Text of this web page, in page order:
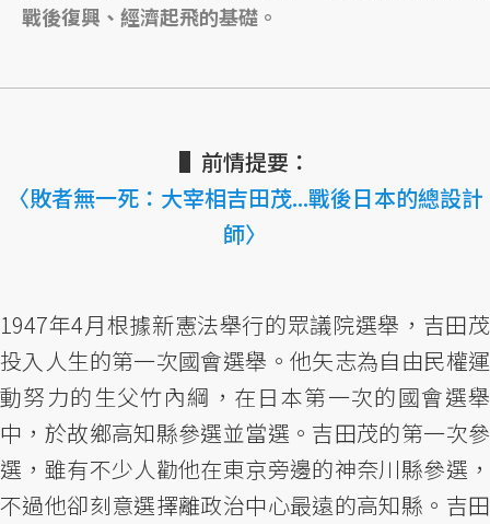
戰後復興、經濟起飛的基礎。
▌前情提要：
〈敗者無一死：大宰相吉田茂...戰後日本的總設計
師〉
1947年4月根據新憲法舉行的眾議院選舉，吉田茂
投入人生的第一次國會選舉。他矢志為自由民權運
動努力的生父竹內綱，在日本第一次的國會選舉
中，於故鄉高知縣參選並當選。吉田茂的第一次參
選，雖有不少人勸他在東京旁邊的神奈川縣參選，
不過他卻刻意選擇離政治中心最遠的高知縣。吉田